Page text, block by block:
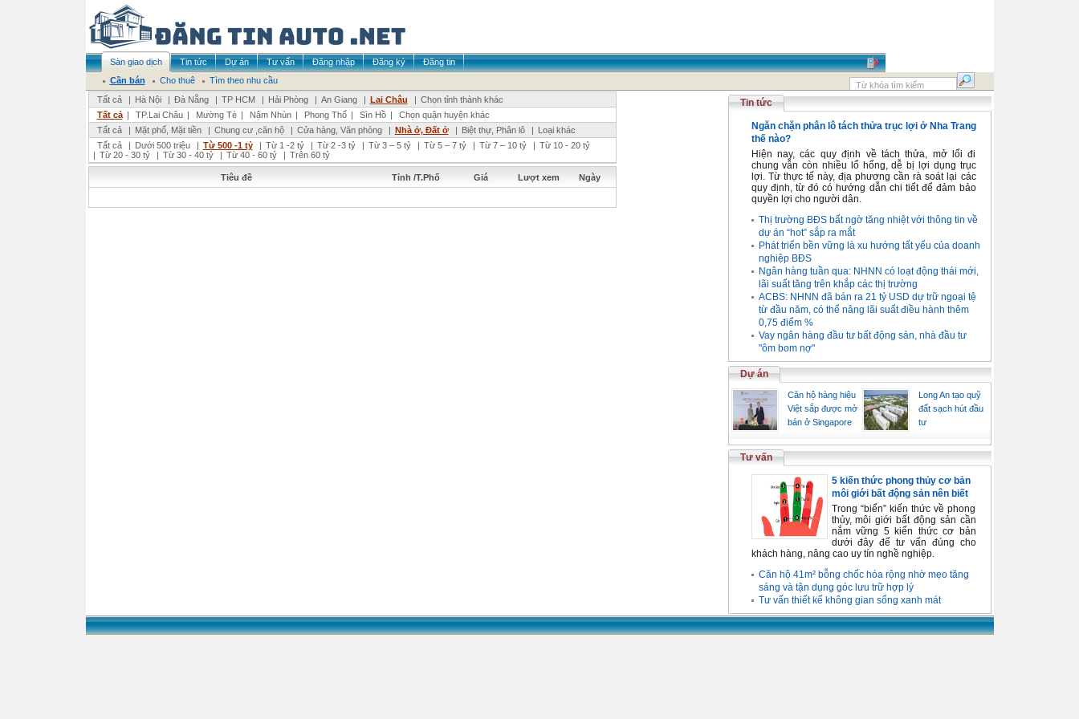
Sàn giao dịch Tin tức Dự án Tư vấn Đăng nhập Đăng ký
Đăng tin
Cần bán
Cho thuê
Tìm theo nhu cầu
Tất cả
| Hà Nội | Đà Nẵng | TP HCM | Hải Phòng | An Giang | Lai Châu | Chọn tỉnh thành khác
Tất cả | TP.Lai Châu | Mường Tè | Nậm Nhùn | Phong Thổ | Sìn Hồ |
Chọn quận huyện khác
Tất cả
| Mặt phố, Mặt tiền | Chung cư ,căn hộ | Cửa hàng, Văn phòng | Nhà ở, Đất ở | Biệt thự, Phân lô | Loại khác
Tất cả
| Dưới 500 triệu | Từ 500 -1 tỷ | Từ 1 -2 tỷ | Từ 2 -3 tỷ | Từ 3 – 5 tỷ | Từ 5 – 7 tỷ | Từ 7 – 10 tỷ | Từ 10 - 20 tỷ
| Từ 20 - 30 tỷ | Từ 30 - 40 tỷ | Từ 40 - 60 tỷ | Trên 60 tỷ
Tiêu đề Tỉnh /T.Phố Giá Lượt xem Ngày
Tin tức
Ngăn chặn phân lô tách thửa trục lợi ở Nha Trang
thế nào?
Hiện nay, các quy định về tách thửa, mở lối đi
chung vẫn còn nhiều lổ hổng, dễ bị lợi dụng trục
lợi. Từ thực tế này, địa phương cần rà soát lại các
quy định, từ đó có hướng dẫn chi tiết để đảm bảo
quyền lợi cho người dân.
Thị trường BĐS bất ngờ tăng nhiệt với thông tin về
dự án “hot” sắp ra mắt
Phát triển bền vững là xu hướng tất yếu của doanh
nghiệp BĐS
Ngân hàng tuần qua: NHNN có loạt động thái mới,
lãi suất tăng trên khắp các thị trường
ACBS: NHNN đã bán ra 21 tỷ USD dự trữ ngoại tệ
từ đầu năm, có thể nâng lãi suất điều hành thêm
0,75 điểm %
Vay ngân hàng đầu tư bất động sản, nhà đầu tư
"ôm bom nợ"
Dự án
Căn hộ hàng hiệu
Việt sắp được mở
bán ở Singapore
Long An tạo quỹ
đất sạch hút đầu
tư
Tư vấn
5 kiến thức phong thủy cơ bản
môi giới bất động sản nên biết
Trong “biển” kiến thức về phong
thủy, môi giới bất động sản cần
nắm vững 5 kiến thức cơ bản
dưới đây để tư vấn đúng cho
khách hàng, nâng cao uy tín nghề nghiệp.
Căn hộ 41m² bỗng chốc hóa rộng nhờ mẹo tăng
sáng và tận dụng góc lưu trữ hợp lý
Tư vấn thiết kế không gian sống xanh mát